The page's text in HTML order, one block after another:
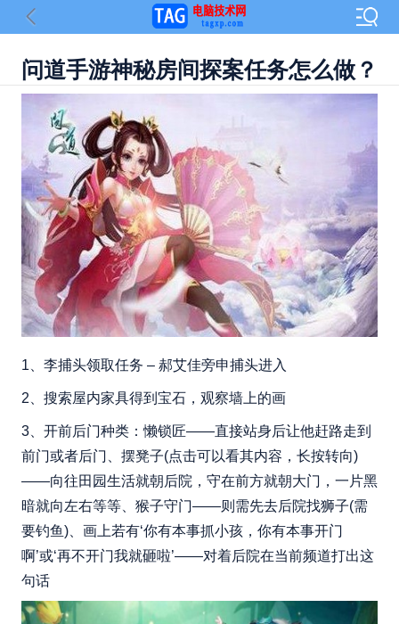
问道手游神秘房间探案任务怎么做？
1、李捕头领取任务 – 郝艾佳旁申捕头进入
2、搜索屋内家具得到宝石，观察墙上的画
3、开前后门种类：懒锁匠——直接站身后让他赶路走到
前门或者后门、摆凳子(点击可以看其内容，长按转向)
——向往田园生活就朝后院，守在前方就朝大门，一片黑
暗就向左右等等、猴子守门——则需先去后院找狮子(需
要钓鱼)、画上若有‘你有本事抓小孩，你有本事开门
啊’或‘再不开门我就砸啦’——对着后院在当前频道打出这
句话